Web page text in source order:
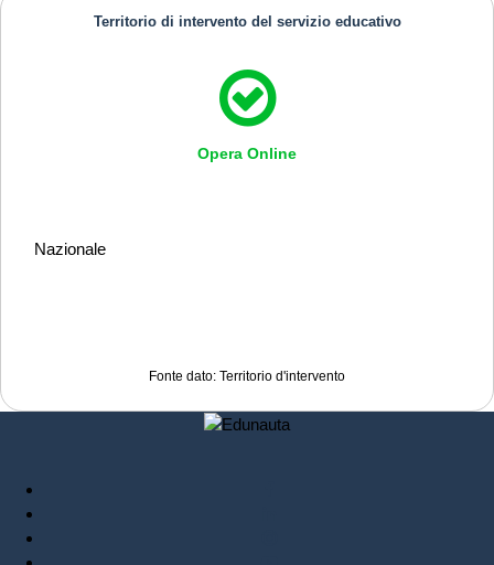
Territorio di intervento del servizio educativo
Opera Online
Nazionale
Fonte dato: Territorio d'intervento